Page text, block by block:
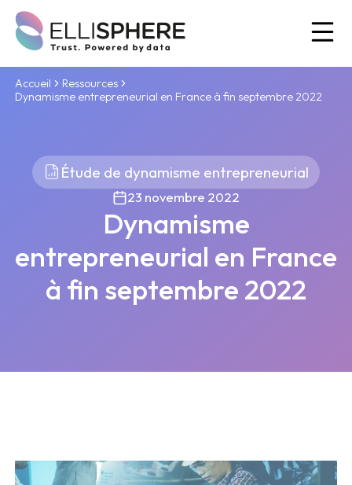
Accueil
Ressources
Dynamisme entrepreneurial en France à fin septembre 2022
Étude de dynamisme entrepreneurial
23 novembre 2022
Dynamisme
entrepreneurial en France
à fin septembre 2022